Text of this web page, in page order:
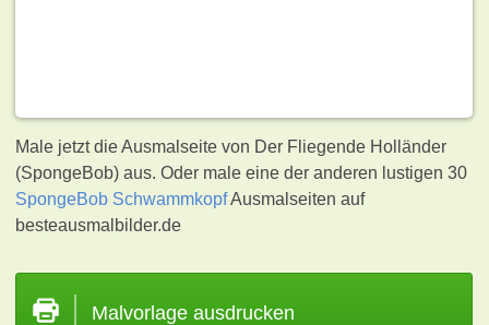
Male jetzt die Ausmalseite von Der Fliegende Holländer
(SpongeBob) aus. Oder male eine der anderen lustigen 30
SpongeBob SchwammkopfAusmalseiten auf
besteausmalbilder.de
Malvorlage ausdrucken